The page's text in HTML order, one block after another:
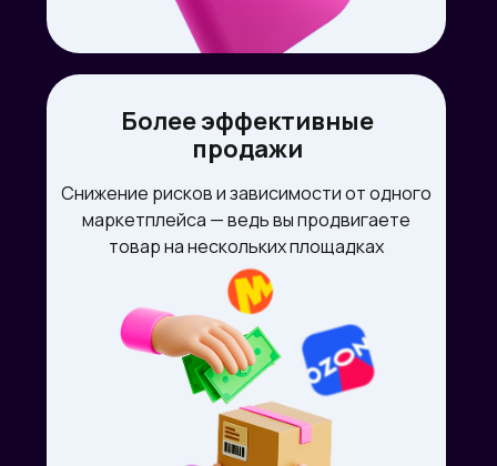
Более эффективные
продажи
Снижение рисков и зависимости от одного
маркетплейса — ведь вы продвигаете
товар на нескольких площадках